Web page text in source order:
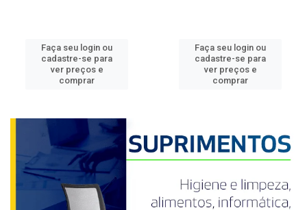
Faça seu login ou
cadastre-se para
ver preços e
comprar
Faça seu login ou
cadastre-se para
ver preços e
comprar